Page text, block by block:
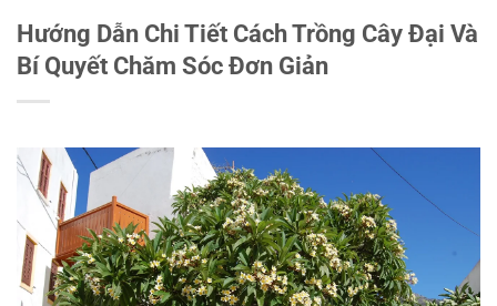
Hướng Dẫn Chi Tiết Cách Trồng Cây Đại Và
Bí Quyết Chăm Sóc Đơn Giản